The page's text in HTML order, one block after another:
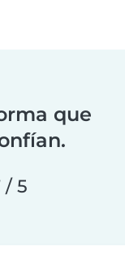
que
/ 5